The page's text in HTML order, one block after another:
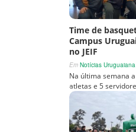
Time de
Campus
no JEIF
Em Notícias Uruguaiana
Na última semana
atletas e 5